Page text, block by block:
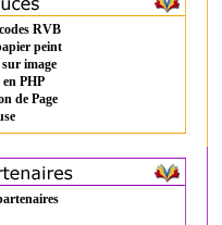
RVB
peint
image
PHP
de Page